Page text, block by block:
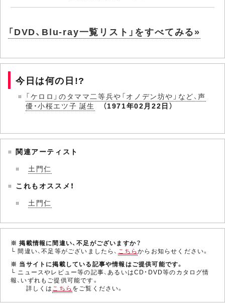
「DVD、Blu-ray一覧リスト」をすべてみる»
今日は何の日!?
「ケロロ」のタママ二等兵や「オノデン坊や」など、声
優・小桜エツ子 誕生
（1971年02月22日）
関連アーティスト
土門仁
これもオススメ！
土門仁
※ 掲載情報に間違い、不足がございますか？
└ 間違い、不足等がございましたら、 こちらからお知らせください。
※ 当サイトに掲載している記事や情報はご提供可能です。
└ ニュースやレビュー等の記事、あるいはCD・DVD等のカタログ情
報、いずれもご提供可能です。
詳しくはこちら をご覧ください。